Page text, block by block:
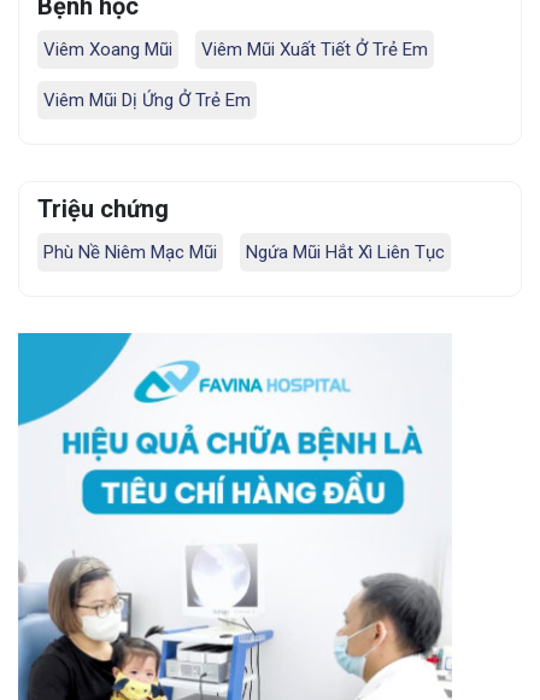
Bệnh học
Viêm Xoang Mũi Viêm Mũi Xuất Tiết Ở Trẻ Em
Viêm Mũi Dị Ứng Ở Trẻ Em
Triệu chứng
Phù Nề Niêm Mạc Mũi Ngứa Mũi Hắt Xì Liên Tục